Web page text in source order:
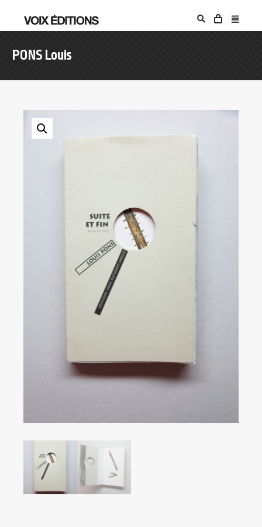
PONS Louis